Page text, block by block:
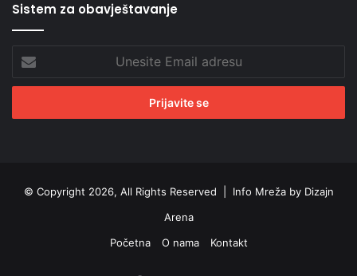
Sistem za obavještavanje
Email
adresu
© Copyright 2026, All Rights Reserved | Info Mreža by Dizajn
Arena
Početna
O nama Kontakt